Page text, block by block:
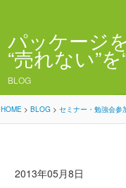
パッケージ
“売れない”
BLOG
HOME > BLOG > セミナー・勉強会参
2013年05月8日